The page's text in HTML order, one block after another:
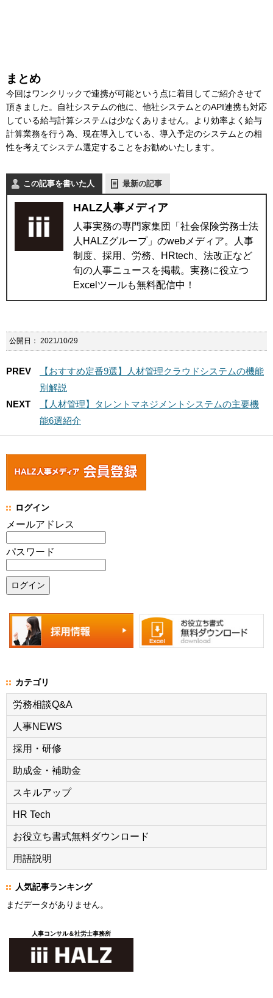
まとめ
今回はワンクリックで連携が可能という点に着目してご紹介させて
頂きました。自社システムの他に、他社システムとのAPI連携も対応
している給与計算システムは少なくありません。より効率よく給与
計算業務を行う為、現在導入している、導入予定のシステムとの相
性を考えてシステム選定することをお勧めいたします。
この記事を書いた人 最新の記事
HALZ人事メディア
人事実務の専門家集団「社会保険労務士法
人HALZグループ」のwebメディア。人事
制度、採用、労務、HRtech、法改正など
旬の人事ニュースを掲載。実務に役立つ
Excelツールも無料配信中！
公開日： 2021/10/29
PREV
【おすすめ定番9選】人材管理クラウドシステムの機能
別解説
NEXT
【人材管理】タレントマネジメントシステムの主要機
能6選紹介
ログイン
メールアドレス
パスワード
カテゴリ
労務相談Q&A
人事NEWS
採用・研修
助成金・補助金
スキルアップ
HR Tech
お役立ち書式無料ダウンロード
用語説明
人気記事ランキング
まだデータがありません。
人事コンサル＆社労士事務所